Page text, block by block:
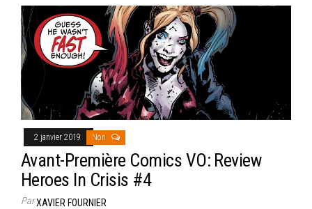
2 janvier 2019 Non
Avant-Première Comics VO: Review
Heroes In Crisis #4
ParXAVIER FOURNIER